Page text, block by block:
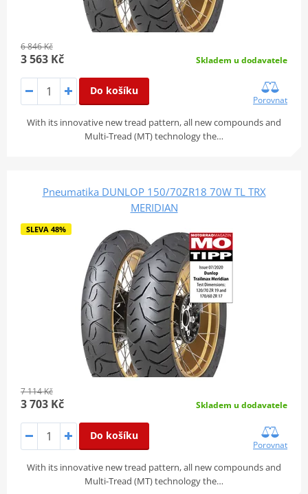
6 846 Kč
3 563 Kč Skladem u dodavatele
Do košíku
Porovnat
With its innovative new tread pattern, all new compounds and
Multi-Tread (MT) technology the…
Pneumatika DUNLOP 150/70ZR18 70W TL TRX
MERIDIAN
SLEVA 48%
7 114 Kč
3 703 Kč Skladem u dodavatele
Do košíku
Porovnat
With its innovative new tread pattern, all new compounds and
Multi-Tread (MT) technology the…